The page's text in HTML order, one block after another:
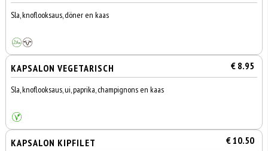
Sla, knoflooksaus, döner en kaas
KAPSALON VEGETARISCH € 8.95
Sla, knoflooksaus, ui, paprika, champignons en kaas
KAPSALON KIPFILET € 10.50